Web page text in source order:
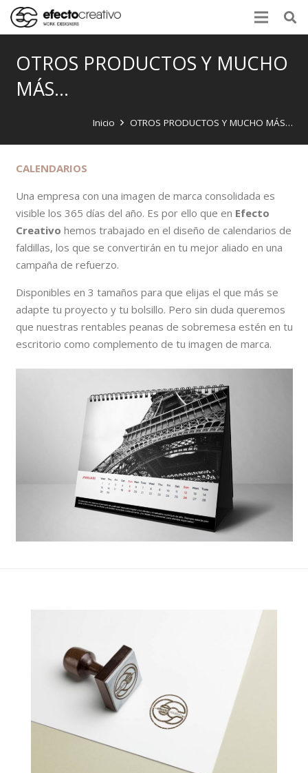
OTROS PRODUCTOS Y MUCHO
MÁS…
Inicio OTROS PRODUCTOS Y MUCHO MÁS…
CALENDARIOS
Una empresa con una imagen de marca consolidada es
visible los 365 días del año. Es por ello que en Efecto
Creativo hemos trabajado en el diseño de calendarios de
faldillas, los que se convertirán en tu mejor aliado en una
campaña de refuerzo.
Disponibles en 3 tamaños para que elijas el que más se
adapte tu proyecto y tu bolsillo. Pero sin duda queremos
que nuestras rentables peanas de sobremesa estén en tu
escritorio como complemento de tu imagen de marca.